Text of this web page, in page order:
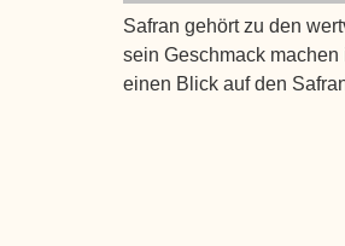
Safran gehört zu den
sein Geschmack
einen Blick auf den